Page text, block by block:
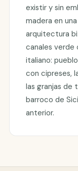
existir y sin
madera en
arquitectura
canales verde
italiano:
con cipreses,
las granjas de
barroco de
anterior.